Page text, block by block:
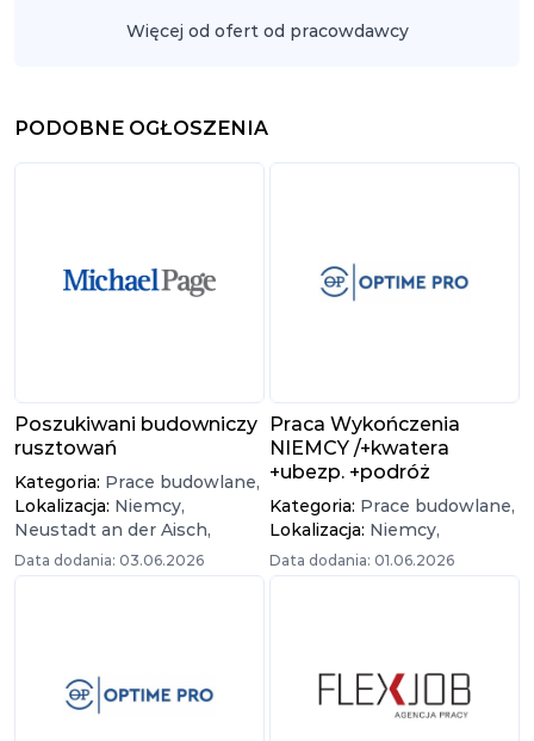
Więcej od ofert od pracowdawcy
PODOBNE OGŁOSZENIA
Poszukiwani budowniczy
rusztowań
Kategoria: Prace budowlane,
Lokalizacja: Niemcy,
Neustadt an der Aisch,
Data dodania: 03.06.2026
Praca Wykończenia
NIEMCY /+kwatera
+ubezp. +podróż
Kategoria: Prace budowlane,
Lokalizacja: Niemcy,
Data dodania: 01.06.2026